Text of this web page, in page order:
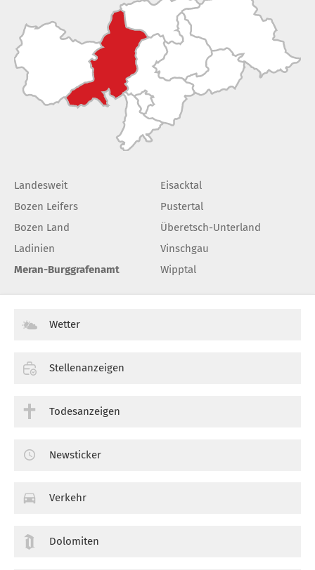
Landesweit
Bozen Leifers
Bozen Land
Ladinien
Meran-Burggrafenamt
Eisacktal
Pustertal
Überetsch-Unterland
Vinschgau
Wipptal
Wetter
Stellenanzeigen
Todesanzeigen
Newsticker
Verkehr
Dolomiten